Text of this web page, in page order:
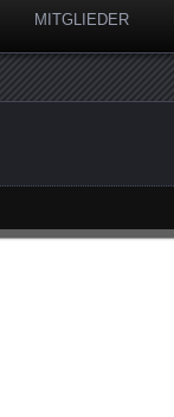
MITGLIEDER